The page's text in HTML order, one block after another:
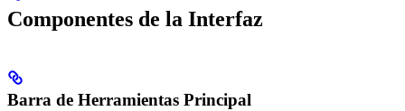
Componentes de la Interfaz
Barra de Herramientas Principal